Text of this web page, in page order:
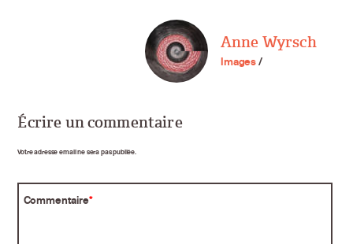
Anne Wyrsch
Images/
Écrire un commentaire
Votre adresse email ne sera pas publiée.
Commentaire*